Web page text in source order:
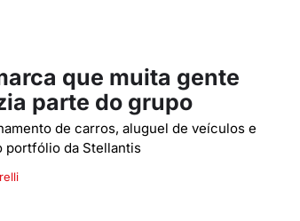
que muita gente
parte do grupo
de carros, aluguel de veículos e
portfólio da Stellantis